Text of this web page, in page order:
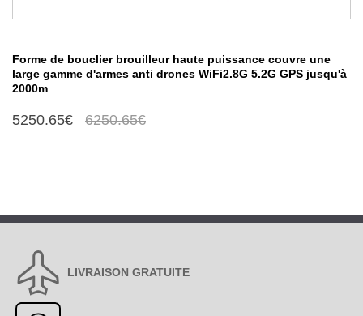
Forme de bouclier brouilleur haute puissance couvre une
large gamme d'armes anti drones WiFi2.8G 5.2G GPS jusqu'à
2000m
5250.65€ 6250.65€
LIVRAISON GRATUITE